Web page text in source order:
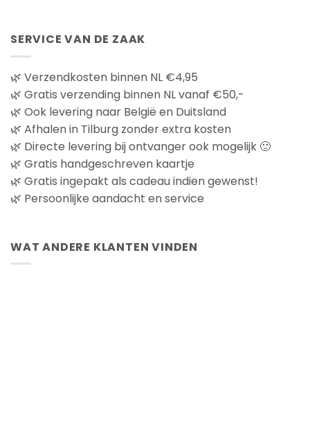
SERVICE VAN DE ZAAK
🌿 Verzendkosten binnen NL €4,95
🌿 Gratis verzending binnen NL vanaf €50,-
🌿 Ook levering naar België en Duitsland
🌿 Afhalen in Tilburg zonder extra kosten
🌿 Directe levering bij ontvanger ook mogelijk 🙂
🌿 Gratis handgeschreven kaartje
🌿 Gratis ingepakt als cadeau indien gewenst!
🌿 Persoonlijke aandacht en service
WAT ANDERE KLANTEN VINDEN